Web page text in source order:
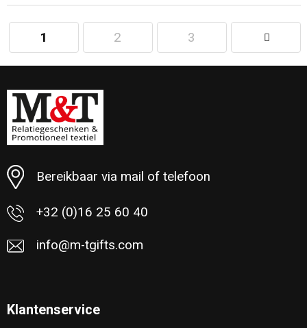
Minimale afname: 5
1 2 3
Bereikbaar via mail of telefoon
+32 (0)16 25 60 40
info@m-tgifts.com
Klantenservice